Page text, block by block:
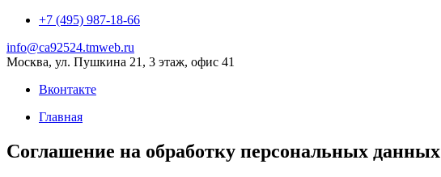
+7 (495) 987-18-66
info@ca92524.tmweb.ru
Москва, ул. Пушкина 21, 3 этаж, офис 41
Вконтакте
Главная
Соглашение на обработку персональных данных